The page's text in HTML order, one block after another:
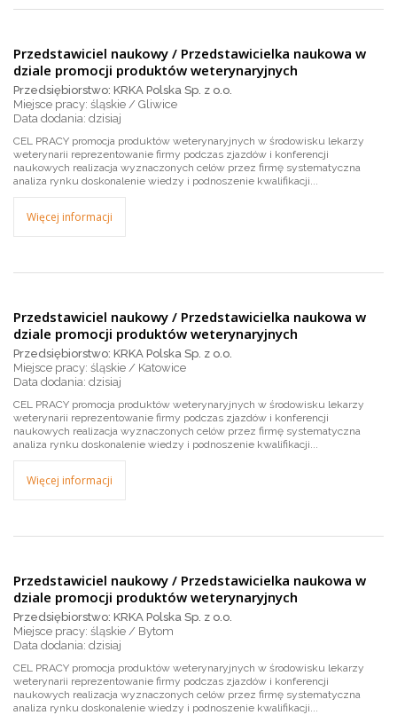
Przedstawiciel naukowy / Przedstawicielka naukowa w
dziale promocji produktów weterynaryjnych
Przedsiębiorstwo: KRKA Polska Sp. z o.o.
Miejsce pracy: śląskie / Gliwice
dzisiaj
CEL PRACY promocja produktów weterynaryjnych w środowisku lekarzy
weterynarii reprezentowanie firmy podczas zjazdów i konferencji
naukowych realizacja wyznaczonych celów przez firmę systematyczna
analiza rynku doskonalenie wiedzy i podnoszenie kwalifikacji...
Więcej informacji
Przedstawiciel naukowy / Przedstawicielka naukowa w
dziale promocji produktów weterynaryjnych
Przedsiębiorstwo: KRKA Polska Sp. z o.o.
Miejsce pracy: śląskie / Katowice
dzisiaj
CEL PRACY promocja produktów weterynaryjnych w środowisku lekarzy
weterynarii reprezentowanie firmy podczas zjazdów i konferencji
naukowych realizacja wyznaczonych celów przez firmę systematyczna
analiza rynku doskonalenie wiedzy i podnoszenie kwalifikacji...
Więcej informacji
Przedstawiciel naukowy / Przedstawicielka naukowa w
dziale promocji produktów weterynaryjnych
Przedsiębiorstwo: KRKA Polska Sp. z o.o.
Miejsce pracy: śląskie / Bytom
dzisiaj
CEL PRACY promocja produktów weterynaryjnych w środowisku lekarzy
weterynarii reprezentowanie firmy podczas zjazdów i konferencji
naukowych realizacja wyznaczonych celów przez firmę systematyczna
analiza rynku doskonalenie wiedzy i podnoszenie kwalifikacji...